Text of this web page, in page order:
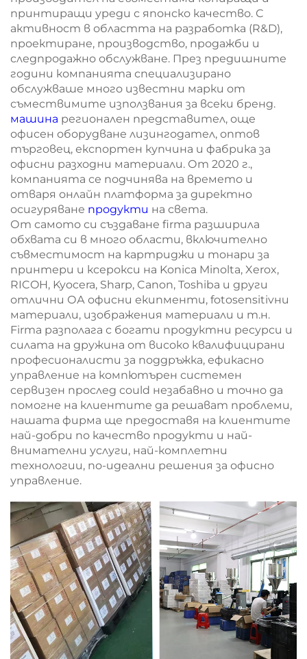
принтиращи уреди с японско качество. С
активност в областта на разработка (R&D),
проектиране, производство, продажби и
следпродажно обслужване. През предишните
години компанията специализирано
обслужваше много известни марки от
съмествимите използвания за всеки бренд.
машина регионален представител, още
офисен оборудване лизингодател, оптов
търговец, експортен купчина и фабрика за
офисни разходни материали. От 2020 г.,
компанията се подчинява на времето и
отваря онлайн платформа за директно
осигуряване продукти на света.
От самото си създаване firma разширила
обхвата си в много области, включително
съвместимост на картриджи и тонари за
принтери и ксерокси на Konica Minolta, Xerox,
RICOH, Kyocera, Sharp, Canon, Toshiba и други
отлични ОА офисни екипменти, fotosensitivни
материали, изображения материали и т.н.
Firma разполага с богати продуктни ресурси и
силата на дружина от високо квалифицирани
професионалисти за поддръжка, ефикасно
управление на компютърен системен
сервизен прослед could незабавно и точно да
помогне на клиентите да решават проблеми,
нашата фирма ще предоставя на клиентите
най-добри по качество продукти и най-
внимателни услуги, най-комплетни
технологии, по-идеални решения за офисно
управление.